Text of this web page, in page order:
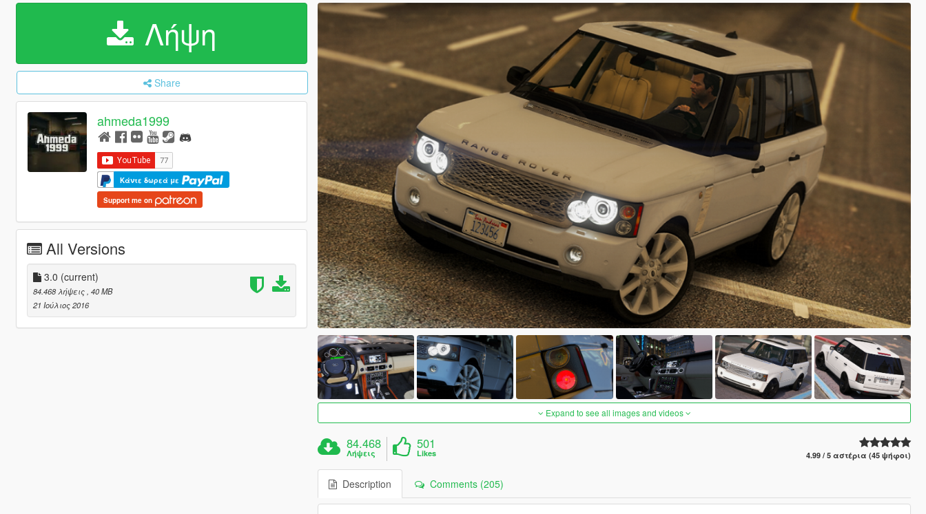
Λήψη
Share
ahmeda1999
Κάντε δωρεά με
Support me on
All Versions
3.0 (current)
84.468 λήψεις , 40 MB
21 Ιούλιος 2016
Expand to see all images and videos
84.468
Λήψεις
501
Likes 4.99 / 5 αστέρια (45 ψήφοι)
Description Comments (205)